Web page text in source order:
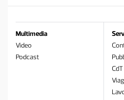
Multimedia
Video
Podcast